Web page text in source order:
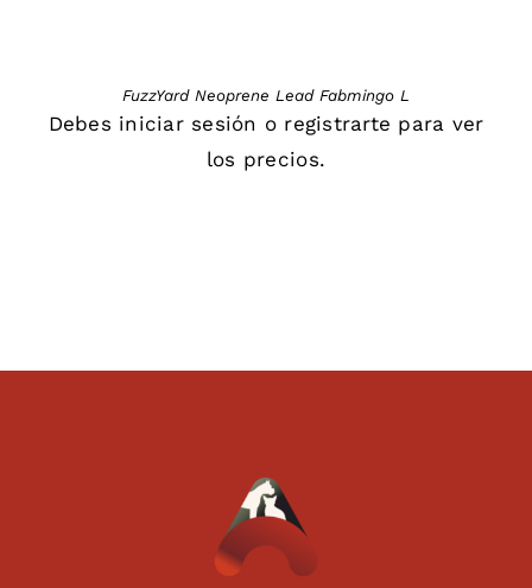
FuzzYard Neoprene Lead Fabmingo L
Debes iniciar sesión o registrarte para ver
los precios.